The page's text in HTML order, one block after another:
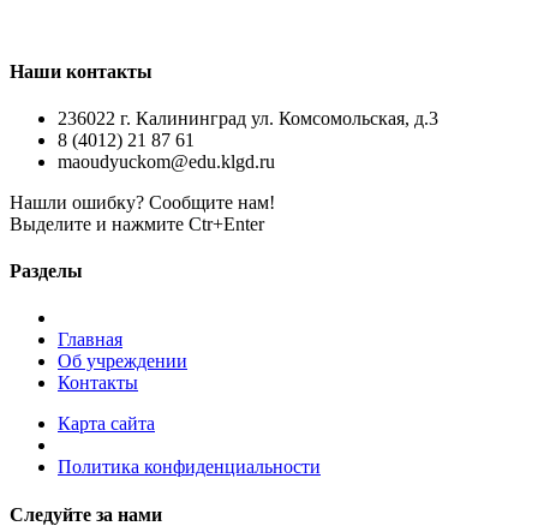
Наши контакты
236022 г. Калининград ул. Комсомольская, д.3
8 (4012) 21 87 61
maoudyuckom@edu.klgd.ru
Нашли ошибку? Сообщите нам!
Выделите и нажмите Ctr+Enter
Разделы
Главная
Об учреждении
Контакты
Карта сайта
Политика конфиденциальности
Следуйте за нами